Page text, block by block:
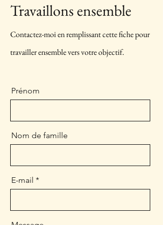
Travaillons ensemble
Contactez-moi en remplissant cette fiche pour
travailler ensemble vers votre objectif.
Prénom
Nom de famille
E-mail